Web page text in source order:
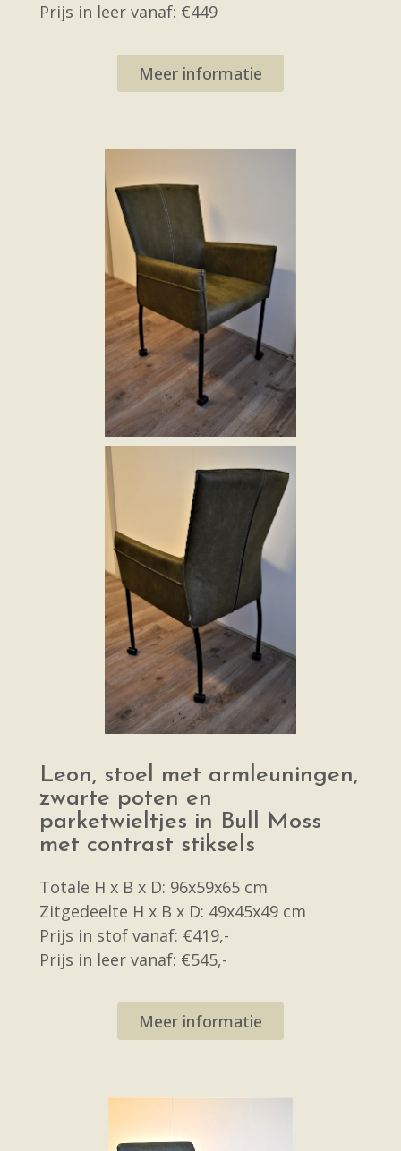
Prijs in leer vanaf: €449
Meer informatie
Leon, stoel met armleuningen,
zwarte poten en
parketwieltjes in Bull Moss
met contrast stiksels
Totale H x B x D: 96x59x65 cm
Zitgedeelte H x B x D: 49x45x49 cm
Prijs in stof vanaf: €419,-
Prijs in leer vanaf: €545,-
Meer informatie